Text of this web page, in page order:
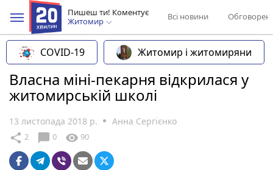
Пишеш ти! Коментує
Житомир
Всі новини
COVID-19 Житомир і житомиряни
Власна міні-пекарня відкрилася у
житомирській школі
13 листопада 2018 р. Анна Сергієнко
share 2 chat_bubble 0 visibility 90